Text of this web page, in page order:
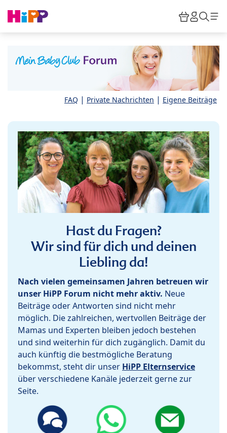
HiPP
FAQ | Private Nachrichten | Eigene Beiträge
Hast du Fragen?
Wir sind für dich und deinen
Liebling da!
Nach vielen gemeinsamen Jahren betreuen wir
unser HiPP Forum nicht mehr aktiv. Neue
Beiträge oder Antworten sind nicht mehr
möglich. Die zahlreichen, wertvollen Beiträge der
Mamas und Experten bleiben jedoch bestehen
und sind weiterhin für dich zugänglich. Damit du
auch künftig die bestmögliche Beratung
bekommst, steht dir unser HiPP Elternservice
über verschiedene Kanäle jederzeit gerne zur
Seite.